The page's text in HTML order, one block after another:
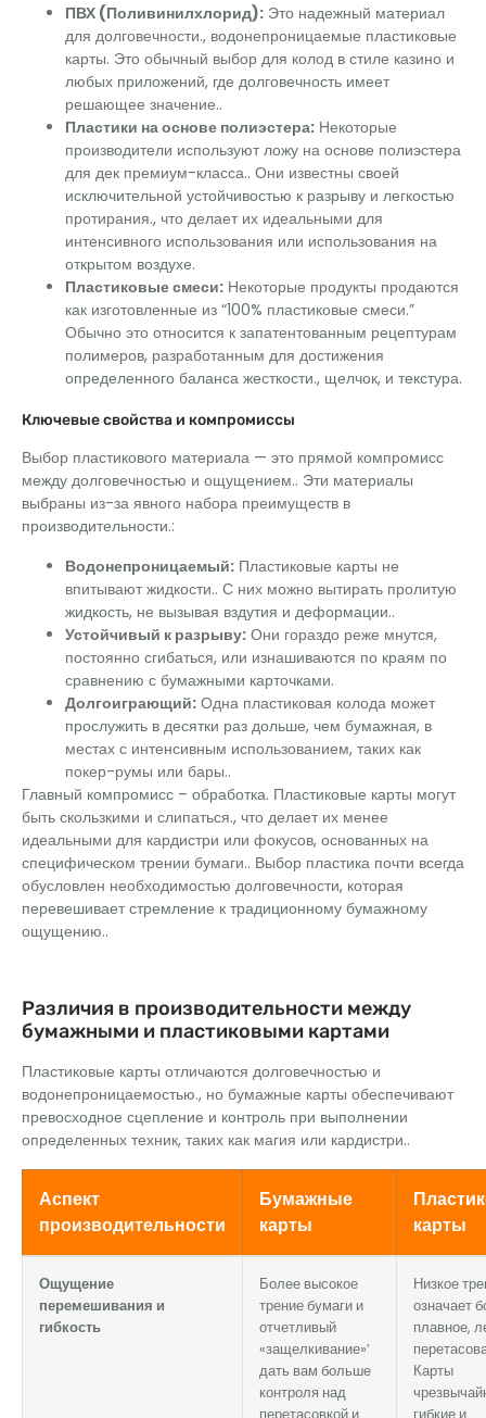
ПВХ (Поливинилхлорид): Это надежный материал
для долговечности., водонепроницаемые пластиковые
карты. Это обычный выбор для колод в стиле казино и
любых приложений, где долговечность имеет
решающее значение..
Пластики на основе полиэстера: Некоторые
производители используют ложу на основе полиэстера
для дек премиум-класса.. Они известны своей
исключительной устойчивостью к разрыву и легкостью
протирания., что делает их идеальными для
интенсивного использования или использования на
открытом воздухе.
Пластиковые смеси: Некоторые продукты продаются
как изготовленные из “100% пластиковые смеси.”
Обычно это относится к запатентованным рецептурам
полимеров, разработанным для достижения
определенного баланса жесткости., щелчок, и текстура.
Ключевые свойства и компромиссы
Выбор пластикового материала — это прямой компромисс
между долговечностью и ощущением.. Эти материалы
выбраны из-за явного набора преимуществ в
производительности.:
Водонепроницаемый: Пластиковые карты не
впитывают жидкости.. С них можно вытирать пролитую
жидкость, не вызывая вздутия и деформации..
Устойчивый к разрыву: Они гораздо реже мнутся,
постоянно сгибаться, или изнашиваются по краям по
сравнению с бумажными карточками.
Долгоиграющий: Одна пластиковая колода может
прослужить в десятки раз дольше, чем бумажная, в
местах с интенсивным использованием, таких как
покер-румы или бары..
Главный компромисс – обработка. Пластиковые карты могут
быть скользкими и слипаться., что делает их менее
идеальными для кардистри или фокусов, основанных на
специфическом трении бумаги.. Выбор пластика почти всегда
обусловлен необходимостью долговечности, которая
перевешивает стремление к традиционному бумажному
ощущению..
Различия в производительности между
бумажными и пластиковыми картами
Пластиковые карты отличаются долговечностью и
водонепроницаемостью., но бумажные карты обеспечивают
превосходное сцепление и контроль при выполнении
определенных техник, таких как магия или кардистри..
Аспект
производительности
Бумажные
карты
карты
Ощущение
перемешивания и
гибкость
Более высокое
трение бумаги и
отчетливый
«защелкивание»’
дать вам больше
контроля над
перетасовкой и
Низкое
означает
плавное,
Карты
гибкие и